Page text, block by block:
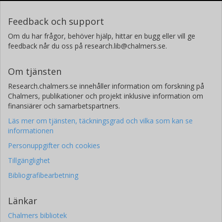
Europeiska rymdorganisationen (ESA)
A.W. Blain
S.C. Chapman
Dalhousie University
M. Dessauges-Zavadsky
Université de Genève
R.J. Ivison
University of Edinburgh
Kirsten Kraiberg Knudsen
astrofysik
Forskning Andra publikationer
Feedback och support
Om du har frågor, behöver hjälp, hittar en bugg eller vill ge
feedback når du oss på research.lib@chalmers.se.
Om tjänsten
Research.chalmers.se innehåller information om forskning på
Chalmers, publikationer och projekt inklusive information om
finansiärer och samarbetspartners.
Läs mer om tjänsten, täckningsgrad och vilka som kan se
informationen
Personuppgifter och cookies
Tillgänglighet
Bibliografibearbetning
Länkar
Chalmers bibliotek